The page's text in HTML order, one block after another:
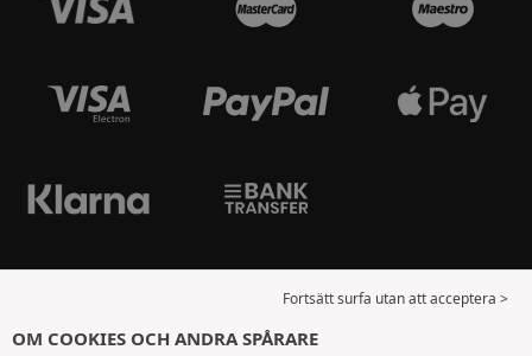
Fortsätt surfa utan att acceptera >
OM COOKIES OCH ANDRA SPÅRARE